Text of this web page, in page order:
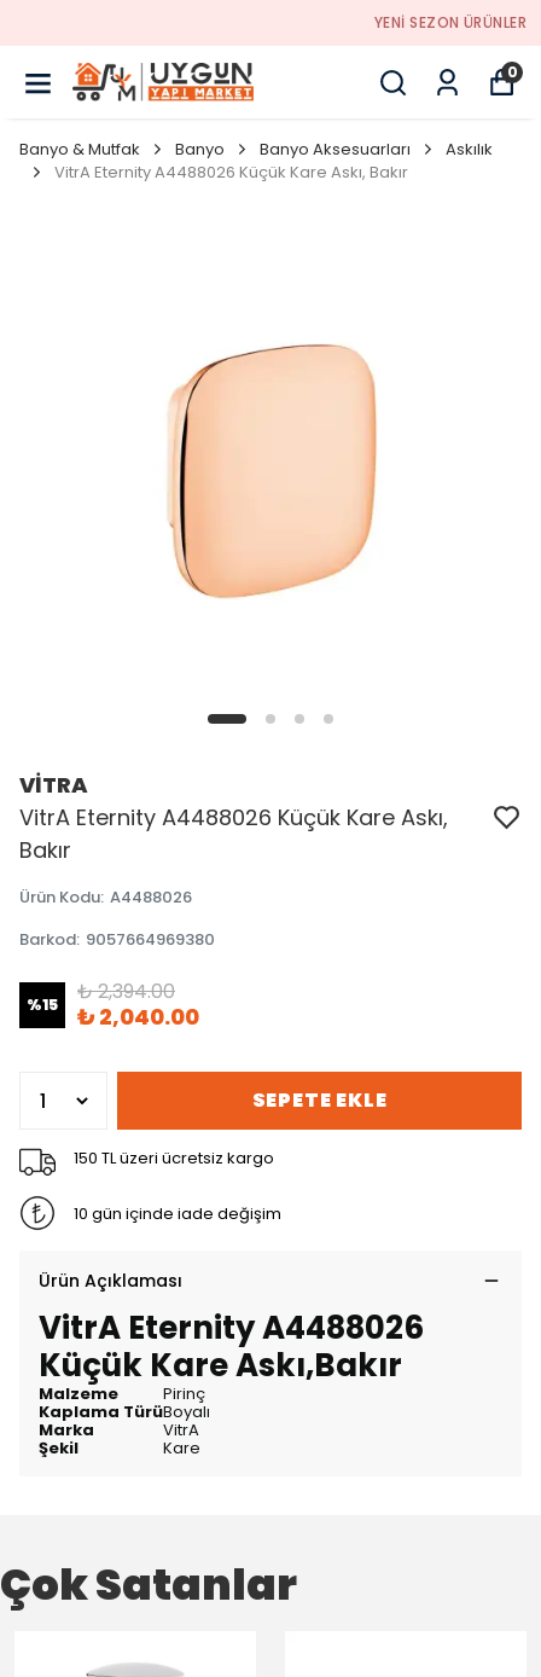
0
Banyo & Mutfak Banyo Banyo Aksesuarları
Askılık
VitrA Eternity A4488026 Küçük Kare Askı, Bakır
VİTRA
VitrA Eternity A4488026 Küçük Kare Askı,
Bakır
Ürün Kodu: A4488026
Barkod: 9057664969380
%15 ₺ 2,394.00
₺ 2,040.00
SEPETE EKLE
150 TL üzeri ücretsiz kargo
10 gün içinde iade değişim
Ürün Açıklaması
VitrA Eternity A4488026
Küçük Kare Askı,Bakır
Malzeme Pirinç
Kaplama TürüBoyalı
Marka VitrA
Şekil Kare
Çok Satanlar